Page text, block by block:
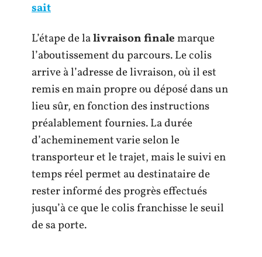
sait
L’étape de lalivraison finalemarque
l’aboutissement du parcours. Le colis
arrive à l’adresse de livraison, où il est
remis en main propre ou déposé dans un
lieu sûr, en fonction des instructions
préalablement fournies. La durée
d’acheminement varie selon le
transporteur et le trajet, mais le suivi en
temps réel permet au destinataire de
rester informé des progrès effectués
jusqu’à ce que le colis franchisse le seuil
de sa porte.